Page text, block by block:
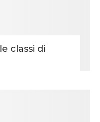
classi di